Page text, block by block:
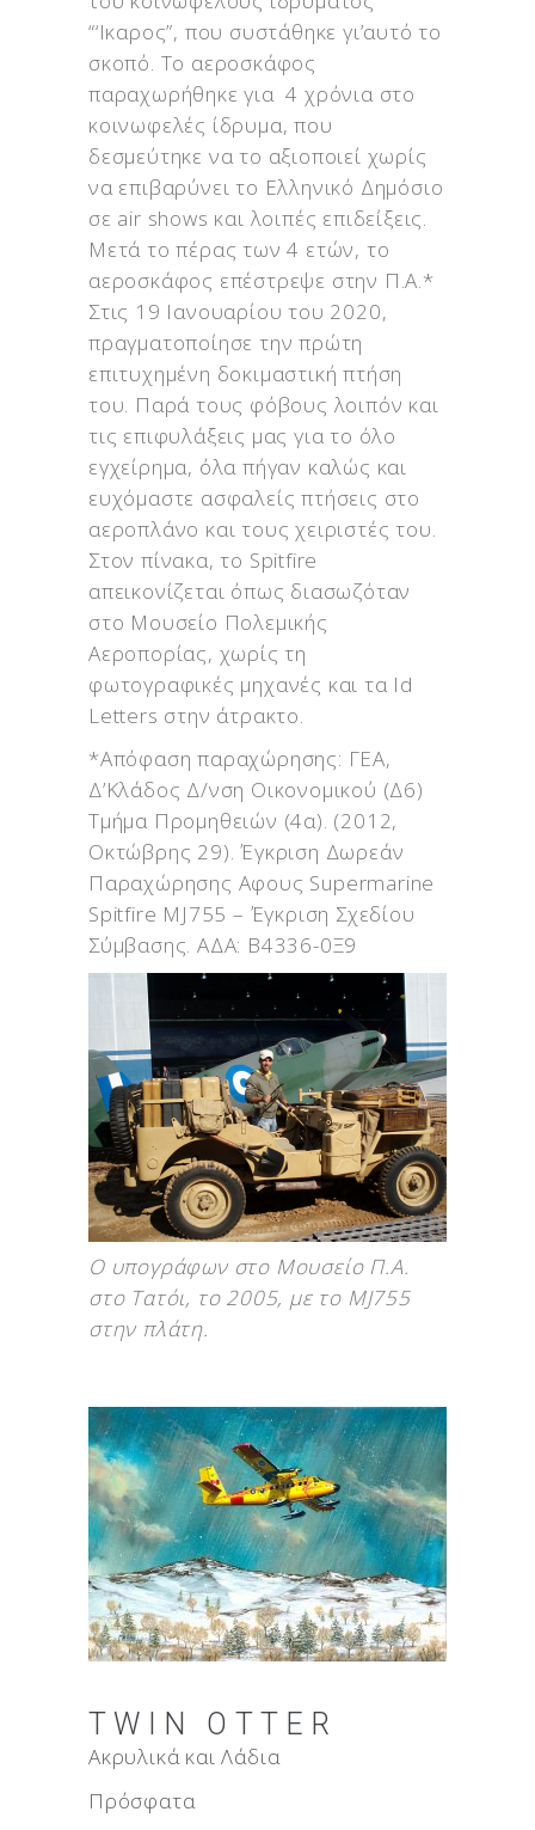
“‘Ικαρος”, που συστάθηκε γι’αυτό το
σκοπό. Το αεροσκάφος
παραχωρήθηκε για 4 χρόνια στο
κοινωφελές ίδρυμα, που
δεσμεύτηκε να το αξιοποιεί χωρίς
να επιβαρύνει το Ελληνικό Δημόσιο
σε air shows και λοιπές επιδείξεις.
Μετά το πέρας των 4 ετών, το
αεροσκάφος επέστρεψε στην Π.Α.*
Στις 19 Ιανουαρίου του 2020,
πραγματοποίησε την πρώτη
επιτυχημένη δοκιμαστική πτήση
του. Παρά τους φόβους λοιπόν και
τις επιφυλάξεις μας για το όλο
εγχείρημα, όλα πήγαν καλώς και
ευχόμαστε ασφαλείς πτήσεις στο
αεροπλάνο και τους χειριστές του.
Στον πίνακα, τo Spitfire
απεικονίζεται όπως διασωζόταν
στο Μουσείο Πολεμικής
Αεροπορίας, χωρίς τη
φωτογραφικές μηχανές και τα Id
Letters στην άτρακτο.
*Απόφαση παραχώρησης: ΓΕΑ,
Δ’Κλάδος Δ/νση Οικονομικού (Δ6)
Τμήμα Προμηθειών (4α). (2012,
Οκτώβρης 29). Έγκριση Δωρεάν
Παραχώρησης Αφους Supermarine
Spitfire MJ755 – Έγκριση Σχεδίου
Σύμβασης. ΑΔΑ: Β4336-0Ξ9
Ο υπογράφων στο Μουσείο Π.Α.
στο Τατόι, το 2005, με το MJ755
στην πλάτη.
TWIN OTTER
Ακρυλικά και Λάδια
Πρόσφατα